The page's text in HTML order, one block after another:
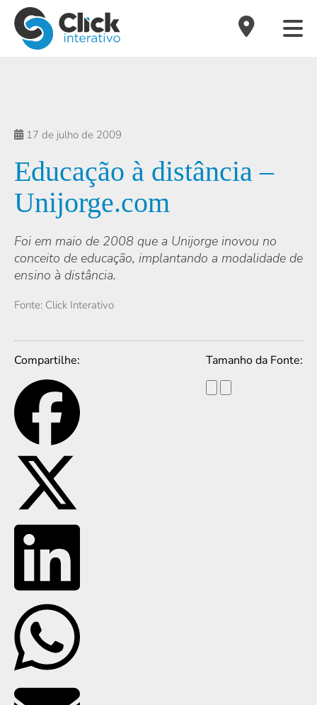
17 de julho de 2009
Educação à distância –
Unijorge.com
Foi em maio de 2008 que a Unijorge inovou no
conceito de educação, implantando a modalidade de
ensino à distância.
Fonte: Click Interativo
Compartilhe: Tamanho da Fonte: